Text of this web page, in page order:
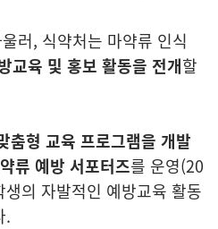
러, 식약처는 마약류 인식
교육 및 홍보 활동을 전개할
춤형 교육 프로그램을 개발
류 예방 서포터즈를 운영(20
의 자발적인 예방교육 활동
.